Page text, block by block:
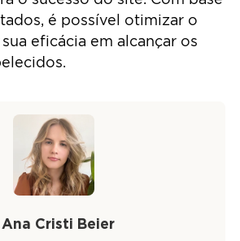
é possível otimizar o
eficácia em alcançar os
Ana Cristi Beier